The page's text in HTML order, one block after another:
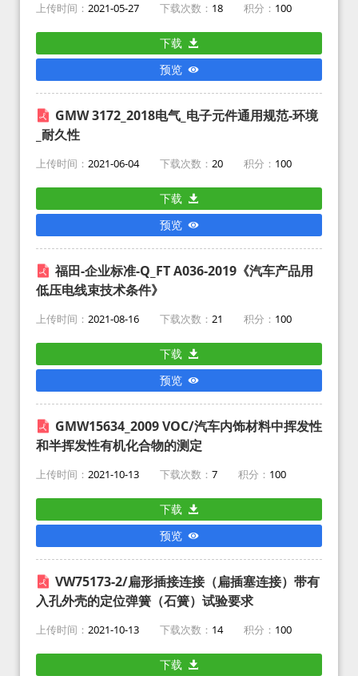
上传时间： 2021-05-27 下载次数： 18 积分： 100
下载
预览
GMW 3172_2018电气_电子元件通用规范-环境
_耐久性
上传时间： 2021-06-04 下载次数： 20 积分： 100
下载
预览
福田-企业标准-Q_FT A036-2019《汽车产品用
低压电线束技术条件》
上传时间： 2021-08-16 下载次数： 21 积分： 100
下载
预览
GMW15634_2009 VOC/汽车内饰材料中挥发性
和半挥发性有机化合物的测定
上传时间： 2021-10-13 下载次数： 7 积分： 100
下载
预览
VW75173-2/扁形插接连接（扁插塞连接）带有
入孔外壳的定位弹簧（石簧）试验要求
上传时间： 2021-10-13 下载次数： 14 积分： 100
下载